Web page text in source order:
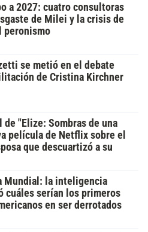
a 2027: cuatro consultoras
de Milei y la crisis de
peronismo
se metió en el debate
de Cristina Kirchner
de "Elize: Sombras de una
película de Netflix sobre el
que descuartizó a su
Mundial: la inteligencia
cuáles serían los primeros
en ser derrotados